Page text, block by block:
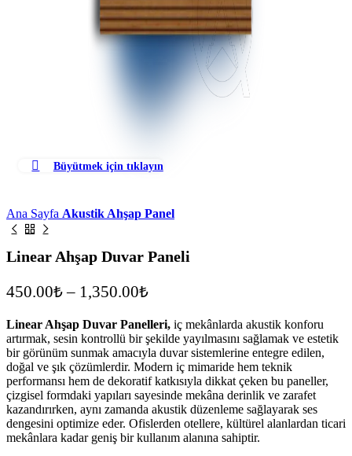
Büyütmek için tıklayın
Ana Sayfa Akustik Ahşap Panel
Linear Ahşap Duvar Paneli
450.00₺ – 1,350.00₺
Linear Ahşap Duvar Panelleri, iç mekânlarda akustik konforu
artırmak, sesin kontrollü bir şekilde yayılmasını sağlamak ve estetik
bir görünüm sunmak amacıyla duvar sistemlerine entegre edilen,
doğal ve şık çözümlerdir. Modern iç mimaride hem teknik
performansı hem de dekoratif katkısıyla dikkat çeken bu paneller,
çizgisel formdaki yapıları sayesinde mekâna derinlik ve zarafet
kazandırırken, aynı zamanda akustik düzenleme sağlayarak ses
dengesini optimize eder. Ofislerden otellere, kültürel alanlardan ticari
mekânlara kadar geniş bir kullanım alanına sahiptir.